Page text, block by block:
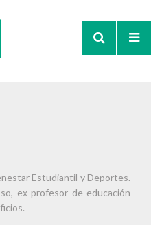
Estudiantil y Deportes.
ex profesor de educación